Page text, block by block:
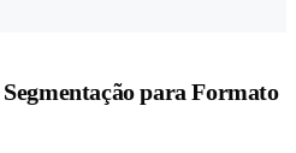
para Formato